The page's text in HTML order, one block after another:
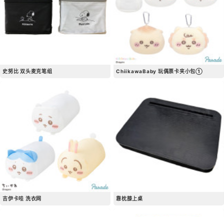
史努比 双头麦克笔组 ChiikawaBaby 玩偶票卡夹小包①
吉伊卡哇 洗衣网 靠枕膝上桌